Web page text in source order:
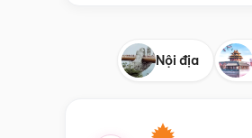
Nội địa